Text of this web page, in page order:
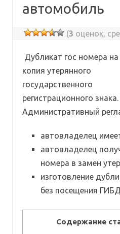
автомобиль
(3 оценок,
Дубликат гос номера на
копия утерянного
государственного
регистрационного
Административный
автовладелец
автовладелец
номера в замен
изготовление
без посещения
Содержание